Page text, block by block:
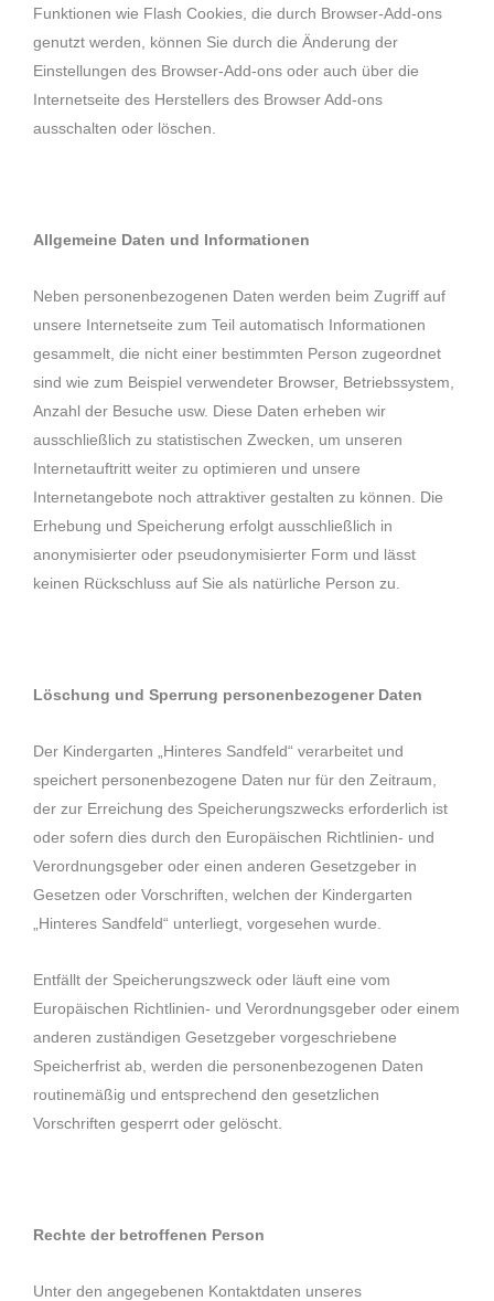
Funktionen wie Flash Cookies, die durch Browser-Add-ons
genutzt werden, können Sie durch die Änderung der
Einstellungen des Browser-Add-ons oder auch über die
Internetseite des Herstellers des Browser Add-ons
ausschalten oder löschen.
Allgemeine Daten und Informationen
Neben personenbezogenen Daten werden beim Zugriff auf
unsere Internetseite zum Teil automatisch Informationen
gesammelt, die nicht einer bestimmten Person zugeordnet
sind wie zum Beispiel verwendeter Browser, Betriebssystem,
Anzahl der Besuche usw. Diese Daten erheben wir
ausschließlich zu statistischen Zwecken, um unseren
Internetauftritt weiter zu optimieren und unsere
Internetangebote noch attraktiver gestalten zu können. Die
Erhebung und Speicherung erfolgt ausschließlich in
anonymisierter oder pseudonymisierter Form und lässt
keinen Rückschluss auf Sie als natürliche Person zu.
Löschung und Sperrung personenbezogener Daten
Der Kindergarten „Hinteres Sandfeld“ verarbeitet und
speichert personenbezogene Daten nur für den Zeitraum,
der zur Erreichung des Speicherungszwecks erforderlich ist
oder sofern dies durch den Europäischen Richtlinien- und
Verordnungsgeber oder einen anderen Gesetzgeber in
Gesetzen oder Vorschriften, welchen der Kindergarten
„Hinteres Sandfeld“ unterliegt, vorgesehen wurde.
Entfällt der Speicherungszweck oder läuft eine vom
Europäischen Richtlinien- und Verordnungsgeber oder einem
anderen zuständigen Gesetzgeber vorgeschriebene
Speicherfrist ab, werden die personenbezogenen Daten
routinemäßig und entsprechend den gesetzlichen
Vorschriften gesperrt oder gelöscht.
Rechte der betroffenen Person
Unter den angegebenen Kontaktdaten unseres